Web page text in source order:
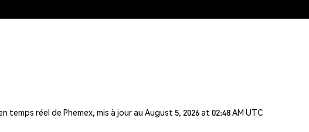
réel de Phemex, mis à jour au August 5, 2026 at 02:48 AM UTC